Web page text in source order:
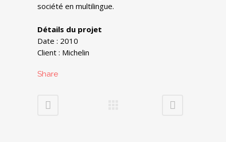
société en multilingue.
Détails du projet
Date : 2010
Client : Michelin
Share